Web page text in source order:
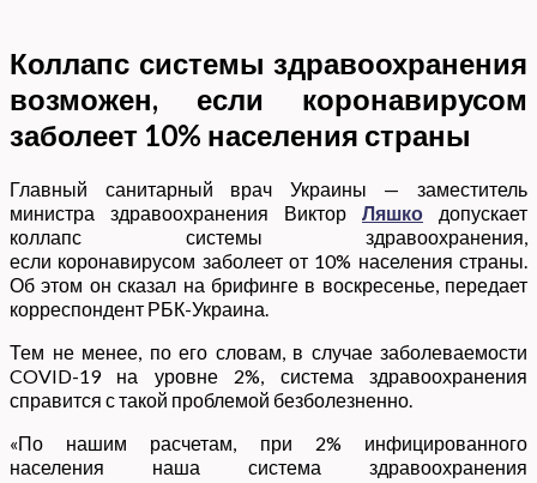
Коллапс системы здравоохранения
возможен, если коронавирусом
заболеет 10% населения страны
Главный санитарный врач Украины — заместитель
министра здравоохранения Виктор Ляшко допускает
коллапс системы здравоохранения,
если коронавирусом заболеет от 10% населения страны.
Об этом он сказал на брифинге в воскресенье, передает
корреспондент РБК-Украина.
Тем не менее, по его словам, в случае заболеваемости
COVID-19 на уровне 2%, система здравоохранения
справится с такой проблемой безболезненно.
«По нашим расчетам, при 2% инфицированного
населения наша система здравоохранения